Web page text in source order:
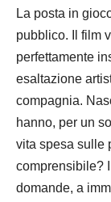
La posta in
pubblico. Il film
perfettamente
esaltazione
compagnia.
hanno, per un
vita spesa sulle
comprensibile?
domande, a